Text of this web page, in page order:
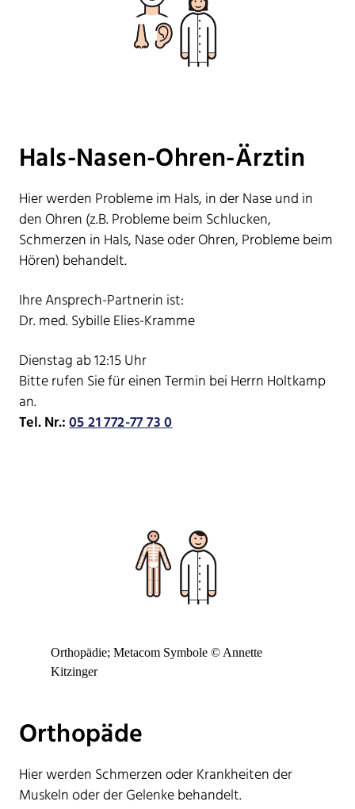
Hals-Nasen-Ohren-Ärztin
Hier werden Probleme im Hals, in der Nase und in
den Ohren (z.B. Probleme beim Schlucken,
Schmerzen in Hals, Nase oder Ohren, Probleme beim
Hören) behandelt.
Ihre Ansprech-Partnerin ist:
Dr. med. Sybille Elies-Kramme
Dienstag ab 12:15 Uhr
Bitte rufen Sie für einen Termin bei Herrn Holtkamp
an.
Tel. Nr.:05 21 772-77 73 0
Orthopädie; Metacom Symbole © Annette
Kitzinger
Orthopäde
Hier werden Schmerzen oder Krankheiten der
Muskeln oder der Gelenke behandelt.